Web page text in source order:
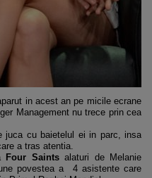
in acest an pe micile ecrane
Management nu trece prin cea
cu baietelul ei in parc, insa
a tras atentia.
Four Saintsalaturi de Melanie
povestea a 4 asistente care